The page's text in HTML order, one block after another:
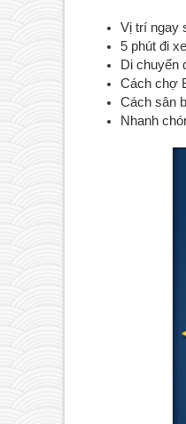
Vị trí ngay
5 phút đi
Di chuyển
Cách chợ
Cách sân
Nhanh